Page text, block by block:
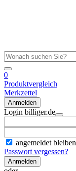
0
Produktvergleich
Merkzettel
Anmelden
Login billiger.de
angemeldet bleiben
Passwort vergessen?
Anmelden